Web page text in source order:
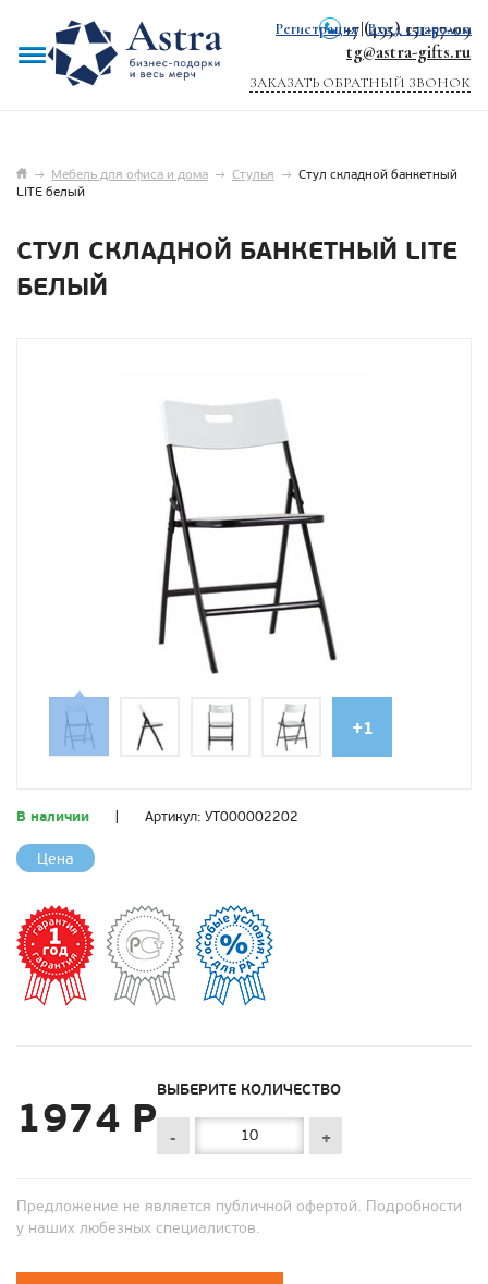
+7 (495) 151-57-09
tg@astra-gifts.ru
ЗАКАЗАТЬ ОБРАТНЫЙ ЗВОНОК
Регистрация Вход с паролем
→ Мебель для офиса и дома → Стулья → Стул складной банкетный
LITE белый
СТУЛ СКЛАДНОЙ БАНКЕТНЫЙ LITE
БЕЛЫЙ
+1
В наличии Артикул: УТ000002202
Цена
1974 Р
ВЫБЕРИТЕ КОЛИЧЕСТВО
- +
Предложение не является публичной офертой. Подробности
у наших любезных специалистов.